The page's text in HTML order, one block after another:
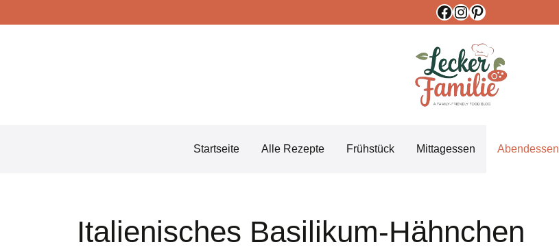
Facebook
Instagram
Pinterest
Startseite Alle Rezepte Frühstück Mittagessen Abendessen
Italienisches Basilikum‑Hähnchen